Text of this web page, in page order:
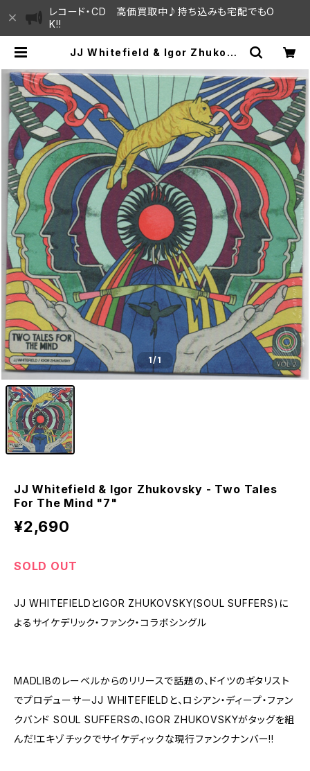
レコード・CD 高価買取中♪持ち込みも宅配でもO
K!!
JJ Whitefield & Igor Zhukovs
"7" | SAYAMA HOUSE / ハレまち
通りからすぐ♫見晴らしの良いレコー
ド屋
1/1
JJ Whitefield & Igor Zhukovsky - Two Tales
For The Mind "7"
¥2,690
SOLD OUT
JJ WHITEFIELDとIGOR ZHUKOVSKY(SOUL SUFFERS)に
よるサイケデリック・ファンク・コラボシングル
MADLIBのレーベルからのリリースで話題の、ドイツのギタリスト
でプロデューサーJJ WHITEFIELDと、ロシアン・ディープ・ファン
クバンド SOUL SUFFERSの、IGOR ZHUKOVSKYがタッグを組
んだ!エキゾチックでサイケディックな現行ファンクナンバー!!